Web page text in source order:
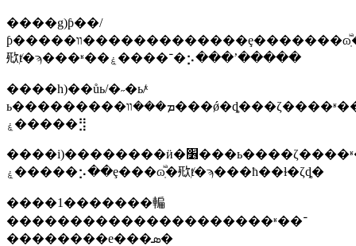
����g)ƥ��/
ƥ�����װ�������������ȩ�������ɷֽⷼ�
㰷ⱦ�ϡ���ʶ��־����ۼ�⡢���ʼ�����
����h)��ůь/�˶�ь/ͯ
ь���������ܡ���װ���ǿ�ȡ���ζ����ʶ��־
����ۼ�⣻
����i)��������ӥ�׶���ь����ζ����ʶ��־
����ۼ�⡢��ȩ���ɷֽⷼ�㰷ⱦ�ϡ���ħ��ɫ�ζȡ�
����1�������䡢
���������������������ʶ��־
��������е���ܣ�